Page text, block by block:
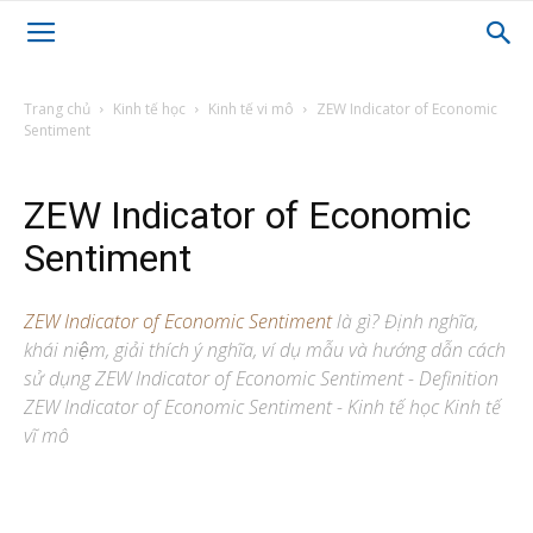
Trang chủ Kinh tế học Kinh tế vi mô
ZEW Indicator of Economic
Sentiment
ZEW Indicator of Economic
Sentiment
ZEW Indicator of Economic Sentimentlà gì? Định nghĩa,
khái niệm, giải thích ý nghĩa, ví dụ mẫu và hướng dẫn cách
sử dụng ZEW Indicator of Economic Sentiment - Definition
ZEW Indicator of Economic Sentiment - Kinh tế học Kinh tế
vĩ mô